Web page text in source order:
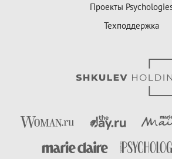
Проекты
Техподдержка